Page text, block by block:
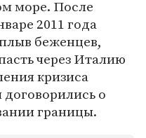
море. После
2011 года
беженцев,
через Италию
кризиса
о
границы.